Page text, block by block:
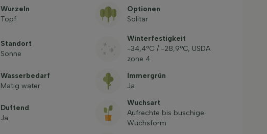
Wurzeln
Topf
Optionen
Solitär
Standort
Sonne
Winterfestigkeit
-34,4°C / -28,9°C, USDA
zone 4
Wasserbedarf
Matig water
Immergrün
Ja
Duftend
Ja
Wuchsart
Aufrechte bis buschige
Wuchsform